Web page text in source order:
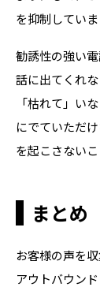
を抑制していま
勧誘性の強い
話に出てくれ
「枯れて」い
にでていただ
を起こさない
まとめ
お客様の声を
アウトバウン